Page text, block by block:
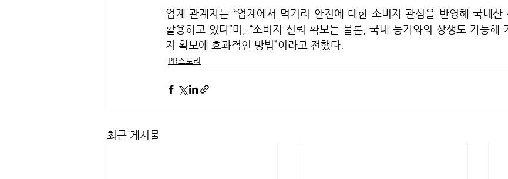
업계 관계자는 “업계에서 먹거리 안전에 대한 소비자 관심을 반영해 국내산
활용하고 있다”며, “소비자 신뢰 확보는 물론, 국내 농가와의 상생도 가능해
지 확보에 효과적인 방법”이라고 전했다.
PR스토리
최근 게시물